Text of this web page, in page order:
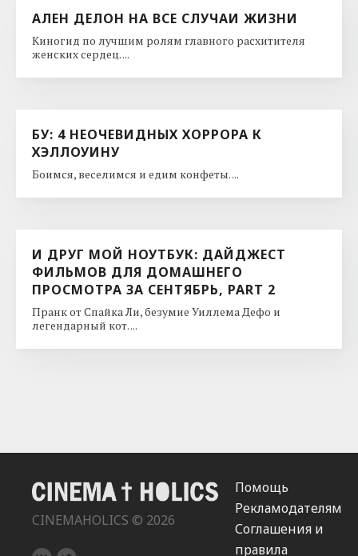
АЛЕН ДЕЛОН НА ВСЕ СЛУЧАИ ЖИЗНИ
Киногид по лучшим ролям главного расхитителя
женских сердец. ...
БУ: 4 НЕОЧЕВИДНЫХ ХОРРОРА К
ХЭЛЛОУИНУ
Боимся, веселимся и едим конфеты. ...
И ДРУГ МОЙ НОУТБУК: ДАЙДЖЕСТ
ФИЛЬМОВ ДЛЯ ДОМАШНЕГО
ПРОСМОТРА ЗА СЕНТЯБРЬ, PART 2
Пранк от Спайка Ли, безумие Уиллема Дефо и
легендарный кот. ...
CINEMAHOLICS © 2026
Помощь
Рекламодателям
Соглашения и
правила